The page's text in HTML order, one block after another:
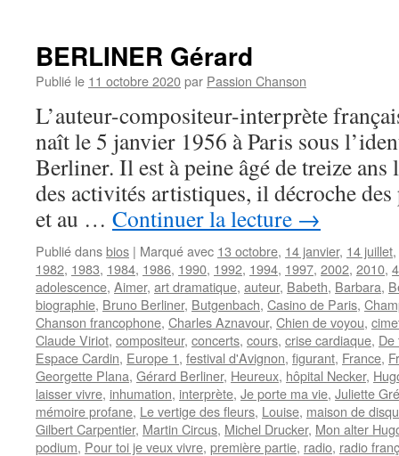
BERLINER Gérard
Publié le 11 octobre 2020par Passion Chanson
L’auteur-compositeur-interprète
naît le 5 janvier 1956 à Paris sous
Berliner. Il est à peine âgé de treize
des activités artistiques, il décroche
et au … Continuer la lecture →
Publié dansbios | Marqué avec 13 octobre, 14 janvier, 14 juillet,
1982, 1983, 1984, 1986, 1990, 1992, 1994, 1997, 2002, 2010,
adolescence, Aimer, art dramatique, auteur, Babeth, Barbara,
biographie, Bruno Berliner, Butgenbach, Casino de Paris,
Chanson francophone, Charles Aznavour, Chien de voyou,
Claude Viriot, compositeur, concerts, cours, crise cardiaque, De
Espace Cardin, Europe 1, festival d'Avignon, figurant, France,
Georgette Plana, Gérard Berliner, Heureux, hôpital Necker,
laisser vivre, inhumation, interprète, Je porte ma vie, Juliette
mémoire profane, Le vertige des fleurs, Louise, maison de
Gilbert Carpentier, Martin Circus, Michel Drucker, Mon alter
podium, Pour toi je veux vivre, première partie, radio, radio